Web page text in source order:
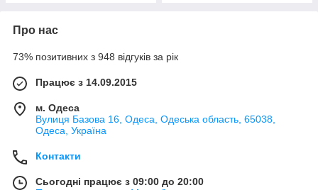
Про нас
73% позитивних з 948 відгуків за рік
Працює з 14.09.2015
м. Одеса
Вулиця Базова 16, Одеса, Одеська область, 65038,
Одеса, Україна
Контакти
Сьогодні працює з 09:00 до 20:00